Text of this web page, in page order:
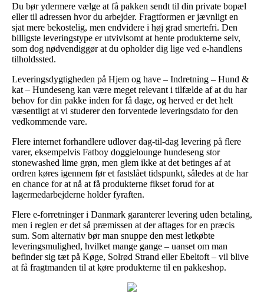
Du bør ydermere vælge at få pakken sendt til din private bopæl
eller til adressen hvor du arbejder. Fragtformen er jævnligt en
sjat mere bekostelig, men endvidere i høj grad smertefri. Den
billigste leveringstype er utvivlsomt at hente produkterne selv,
som dog nødvendiggør at du opholder dig lige ved e-handlens
tilholdssted.
Leveringsdygtigheden på Hjem og have – Indretning – Hund &
kat – Hundeseng kan være meget relevant i tilfælde af at du har
behov for din pakke inden for få dage, og herved er det helt
væsentligt at vi studerer den forventede leveringsdato for den
vedkommende vare.
Flere internet forhandlere udlover dag-til-dag levering på flere
varer, eksempelvis Fatboy doggielounge hundeseng stor
stonewashed lime grøn, men glem ikke at det betinges af at
ordren køres igennem før et fastslået tidspunkt, således at de har
en chance for at nå at få produkterne fikset forud for at
lagermedarbejderne holder fyraften.
Flere e-forretninger i Danmark garanterer levering uden betaling,
men i reglen er det så præmissen at der aftages for en præcis
sum. Som alternativ bør man snuppe den mest letkøbte
leveringsmulighed, hvilket mange gange – uanset om man
befinder sig tæt på Køge, Solrød Strand eller Ebeltoft – vil blive
at få fragtmanden til at køre produkterne til en pakkeshop.